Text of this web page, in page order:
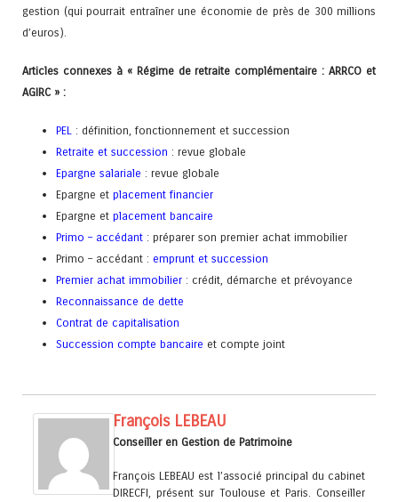
gestion (qui pourrait entraîner une économie de près de 300 millions
d’euros).
Articles connexes à « Régime de retraite complémentaire : ARRCO et
AGIRC » :
PEL : définition, fonctionnement et succession
Retraite et succession : revue globale
Epargne salariale : revue globale
Epargne etplacement financier
Epargne etplacement bancaire
Primo – accédant : préparer son premier achat immobilier
Primo – accédant :emprunt et succession
Premier achat immobilier : crédit, démarche et prévoyance
Reconnaissance de dette
Contrat de capitalisation
Succession compte bancaire et compte joint
François LEBEAU
Conseiller en Gestion de Patrimoine
François LEBEAU est l’associé principal du cabinet
DIRECFI, présent sur Toulouse et Paris. Conseiller